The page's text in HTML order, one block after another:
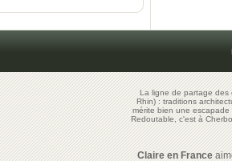
La ligne de partage des
Rhin) : traditions
mérite bien une escapade
Redoutable, c'est à
Claire en France